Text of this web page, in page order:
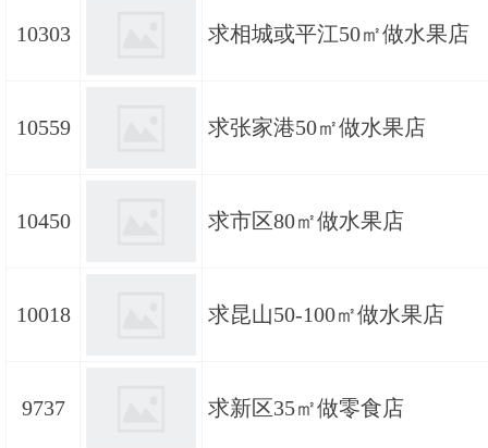
10303 求相城或平江50㎡做水果店
10559 求张家港50㎡做水果店
10450 求市区80㎡做水果店
10018 求昆山50-100㎡做水果店
9737 求新区35㎡做零食店